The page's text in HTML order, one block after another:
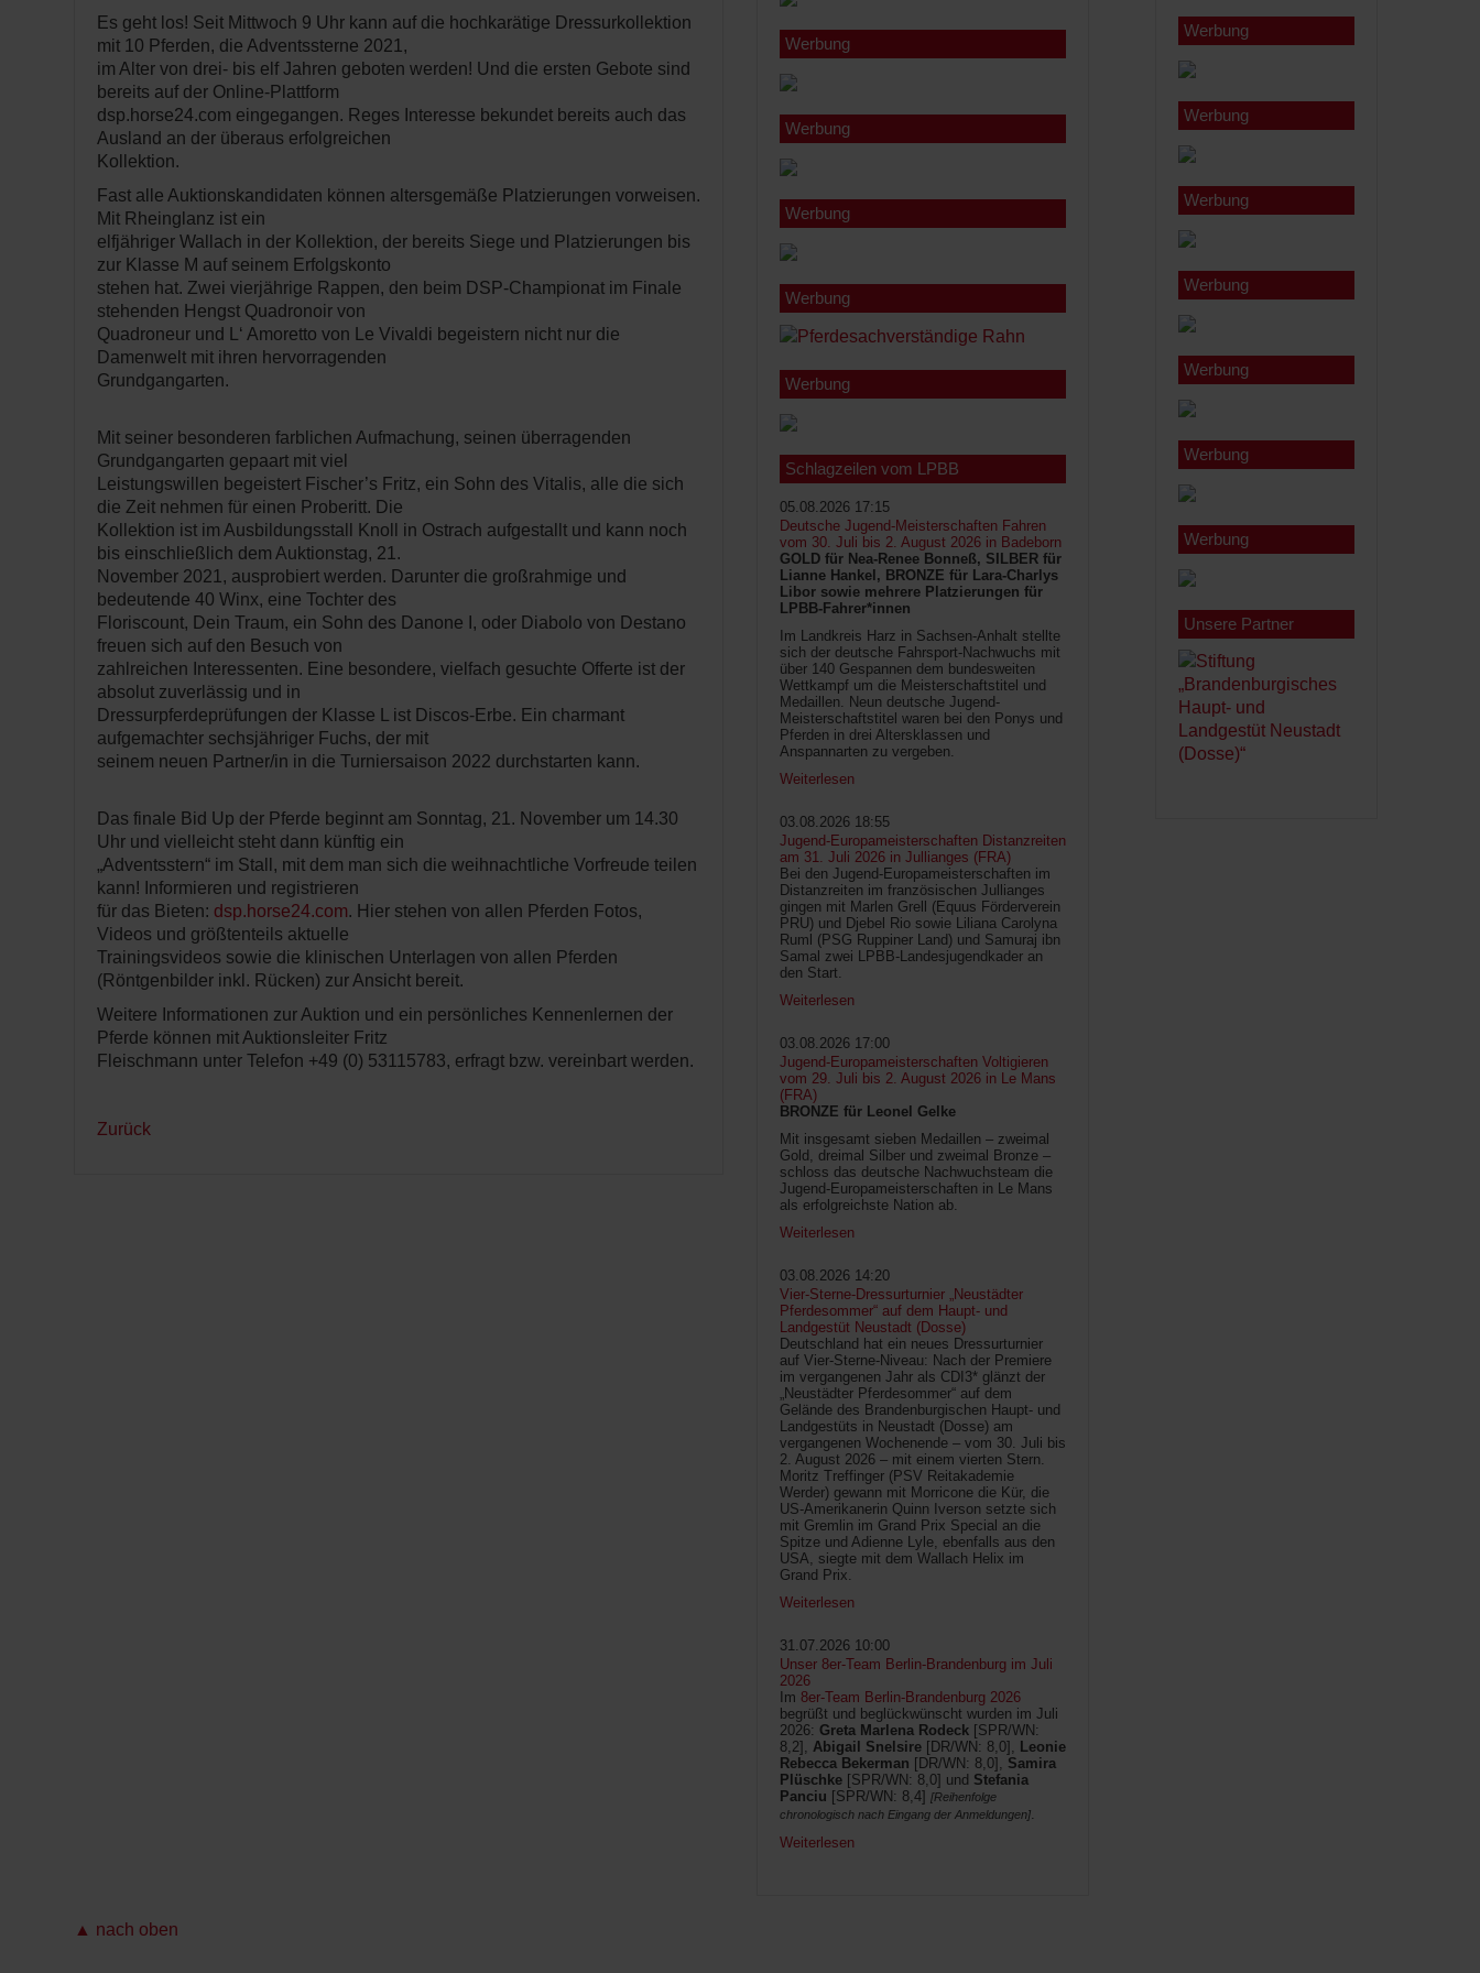
Es geht los! Seit Mittwoch 9 Uhr kann auf die hochkarätige Dressurkollektion
mit 10 Pferden, die Adventssterne 2021,
im Alter von drei- bis elf Jahren geboten werden! Und die ersten Gebote sind
bereits auf der Online-Plattform
dsp.horse24.com eingegangen. Reges Interesse bekundet bereits auch das
Ausland an der überaus erfolgreichen
Kollektion.
Fast alle Auktionskandidaten können altersgemäße Platzierungen vorweisen.
Mit Rheinglanz ist ein
elfjähriger Wallach in der Kollektion, der bereits Siege und Platzierungen bis
zur Klasse M auf seinem Erfolgskonto
stehen hat. Zwei vierjährige Rappen, den beim DSP-Championat im Finale
stehenden Hengst Quadronoir von
Quadroneur und L‘ Amoretto von Le Vivaldi begeistern nicht nur die
Damenwelt mit ihren hervorragenden
Grundgangarten.
Mit seiner besonderen farblichen Aufmachung, seinen überragenden
Grundgangarten gepaart mit viel
Leistungswillen begeistert Fischer’s Fritz, ein Sohn des Vitalis, alle die sich
die Zeit nehmen für einen Proberitt. Die
Kollektion ist im Ausbildungsstall Knoll in Ostrach aufgestallt und kann noch
bis einschließlich dem Auktionstag, 21.
November 2021, ausprobiert werden. Darunter die großrahmige und
bedeutende 40 Winx, eine Tochter des
Floriscount, Dein Traum, ein Sohn des Danone I, oder Diabolo von Destano
freuen sich auf den Besuch von
zahlreichen Interessenten. Eine besondere, vielfach gesuchte Offerte ist der
absolut zuverlässig und in
Dressurpferdeprüfungen der Klasse L ist Discos-Erbe. Ein charmant
aufgemachter sechsjähriger Fuchs, der mit
seinem neuen Partner/in in die Turniersaison 2022 durchstarten kann.
Das finale Bid Up der Pferde beginnt am Sonntag, 21. November um 14.30
Uhr und vielleicht steht dann künftig ein
„Adventsstern“ im Stall, mit dem man sich die weihnachtliche Vorfreude teilen
kann! Informieren und registrieren
für das Bieten: dsp.horse24.com. Hier stehen von allen Pferden Fotos,
Videos und größtenteils aktuelle
Trainingsvideos sowie die klinischen Unterlagen von allen Pferden
(Röntgenbilder inkl. Rücken) zur Ansicht bereit.
Weitere Informationen zur Auktion und ein persönliches Kennenlernen der
Pferde können mit Auktionsleiter Fritz
Fleischmann unter Telefon +49 (0) 53115783, erfragt bzw. vereinbart werden.
Zurück
Werbung
Werbung
Werbung
Werbung
Werbung
Schlagzeilen vom LPBB
05.08.2026 17:15
Deutsche Jugend-Meisterschaften Fahren
vom 30. Juli bis 2. August 2026 in Badeborn
GOLD für Nea-Renee Bonneß, SILBER für
Lianne Hankel, BRONZE für Lara-Charlys
Libor sowie mehrere Platzierungen für
LPBB-Fahrer*innen
Im Landkreis Harz in Sachsen-Anhalt stellte
sich der deutsche Fahrsport-Nachwuchs mit
über 140 Gespannen dem bundesweiten
Wettkampf um die Meisterschaftstitel und
Medaillen. Neun deutsche Jugend-
Meisterschaftstitel waren bei den Ponys und
Pferden in drei Altersklassen und
Anspannarten zu vergeben.
Weiterlesen
03.08.2026 18:55
Jugend-Europameisterschaften Distanzreiten
am 31. Juli 2026 in Jullianges (FRA)
Bei den Jugend-Europameisterschaften im
Distanzreiten im französischen Jullianges
gingen mit Marlen Grell (Equus Förderverein
PRU) und Djebel Rio sowie Liliana Carolyna
Ruml (PSG Ruppiner Land) und Samuraj ibn
Samal zwei LPBB-Landesjugendkader an
den Start.
Weiterlesen
03.08.2026 17:00
Jugend-Europameisterschaften Voltigieren
vom 29. Juli bis 2. August 2026 in Le Mans
(FRA)
BRONZE für Leonel Gelke
Mit insgesamt sieben Medaillen – zweimal
Gold, dreimal Silber und zweimal Bronze –
schloss das deutsche Nachwuchsteam die
Jugend-Europameisterschaften in Le Mans
als erfolgreichste Nation ab.
Weiterlesen
03.08.2026 14:20
Vier-Sterne-Dressurturnier „Neustädter
Pferdesommer“ auf dem Haupt- und
Landgestüt Neustadt (Dosse)
Deutschland hat ein neues Dressurturnier
auf Vier-Sterne-Niveau: Nach der Premiere
im vergangenen Jahr als CDI3* glänzt der
„Neustädter Pferdesommer“ auf dem
Gelände des Brandenburgischen Haupt- und
Landgestüts in Neustadt (Dosse) am
vergangenen Wochenende – vom 30. Juli bis
2. August 2026 – mit einem vierten Stern.
Moritz Treffinger (PSV Reitakademie
Werder) gewann mit Morricone die Kür, die
US-Amerikanerin Quinn Iverson setzte sich
mit Gremlin im Grand Prix Special an die
Spitze und Adienne Lyle, ebenfalls aus den
USA, siegte mit dem Wallach Helix im
Grand Prix.
Weiterlesen
31.07.2026 10:00
Unser 8er-Team Berlin-Brandenburg im Juli
2026
Im 8er-Team Berlin-Brandenburg 2026
begrüßt und beglückwünscht wurden im Juli
2026: Greta Marlena Rodeck [SPR/WN:
8,2], Abigail Snelsire [DR/WN: 8,0], Leonie
Rebecca Bekerman [DR/WN: 8,0], Samira
Plüschke [SPR/WN: 8,0] und Stefania
Panciu [SPR/WN: 8,4] [Reihenfolge
chronologisch nach Eingang der Anmeldungen].
Weiterlesen
Werbung
Werbung
Werbung
Werbung
Werbung
Werbung
Werbung
Unsere Partner
▲ nach oben